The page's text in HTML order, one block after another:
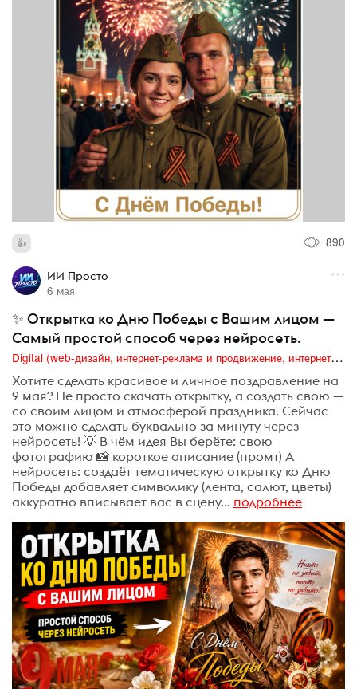
890
ИИ Просто
6 мая
✨ Открытка ко Дню Победы с Вашим лицом —
Самый простой способ через нейросеть.
Digital (web-дизайн, интернет-реклама и продвижение, интернет-сообщества и блоги, интернет-коммуникации, мобильный маркетинг, реклама на цифровых экранах)
Хотите сделать красивое и личное поздравление на
9 мая? Не просто скачать открытку, а создать свою —
со своим лицом и атмосферой праздника. Сейчас
это можно сделать буквально за минуту через
нейросеть! 💡 В чём идея Вы берёте: свою
фотографию 📸 короткое описание (промт) А
нейросеть: создаёт тематическую открытку ко Дню
Победы добавляет символику (лента, салют, цветы)
аккуратно вписывает вас в сцену... подробнее